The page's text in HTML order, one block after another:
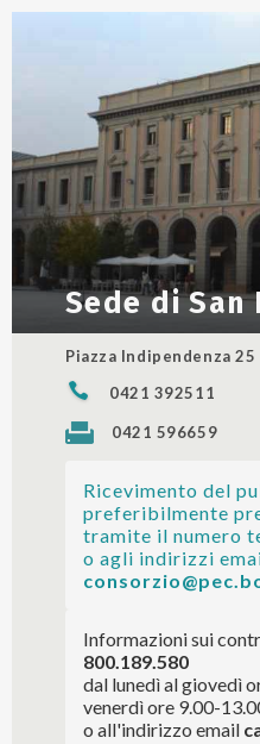
Sede di San
Piazza Indipendenza 25
0421 392511
0421 596659
Ricevimento del
preferibilmente
tramite il numero
o agli indirizzi
Informazioni sui
800.189.580
dal lunedì al giovedì
venerdì ore 9.00-
o all'indirizzo email